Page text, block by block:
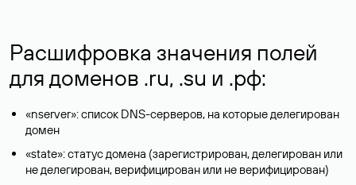
Расшифровка значения полей
для доменов .ru, .su и .рф:
«nserver»: список DNS-серверов, на которые делегирован
домен
«state»: статус домена (зарегистрирован, делегирован или
не делегирован, верифицирован или не верифицирован)